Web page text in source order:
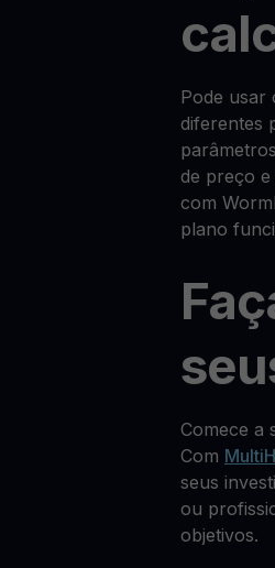
Pode usar
diferentes
de preço
com
plano
Comece a
Com
seus
ou
objetivos.